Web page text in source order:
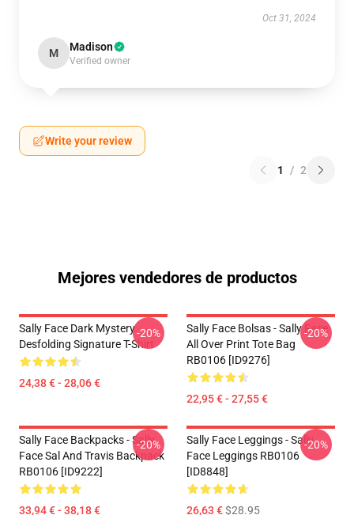
Oct 31, 2024
M Madison
Verified owner
Write your review
1 / 2
Mejores vendedores de productos
Sally Face Dark Mystery
Desfolding Signature T-Shirt
24,38 € - 28,06 €
-20%
Sally Face Bolsas - Sally Face
All Over Print Tote Bag
RB0106 [ID9276]
22,95 € - 27,55 €
-20%
Sally Face Backpacks - Sally
Face Sal And Travis Backpack
RB0106 [ID9222]
33,94 € - 38,18 €
-20%
Sally Face Leggings - Sally
Face Leggings RB0106
[ID8848]
26,63 €$28.95
-20%